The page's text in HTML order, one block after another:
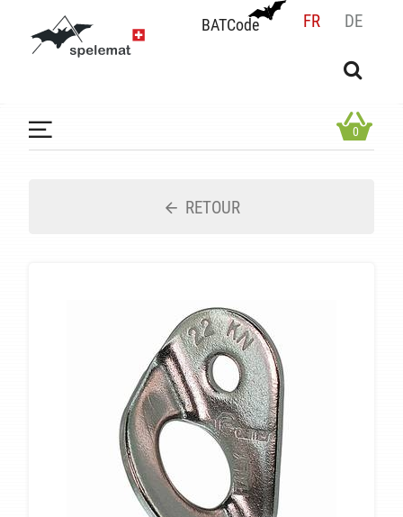
BATCode FR DE
BATCode
OK
0
RETOUR